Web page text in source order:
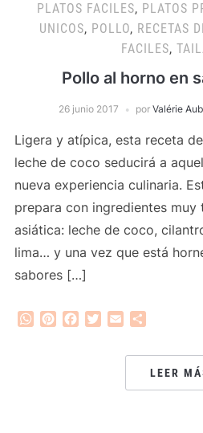
PLATOS FACILES, PLATOS
UNICOS, POLLO, RECETAS
FACILES,
Pollo al horno en
26 junio 2017 por Valérie
Ligera y atípica, esta receta
leche de coco seducirá a
nueva experiencia culinaria.
prepara con ingredientes
asiática: leche de coco,
lima… y una vez que está
sabores […]
WhatsApp
PinterestFacebook
Twitter
Email
LEER